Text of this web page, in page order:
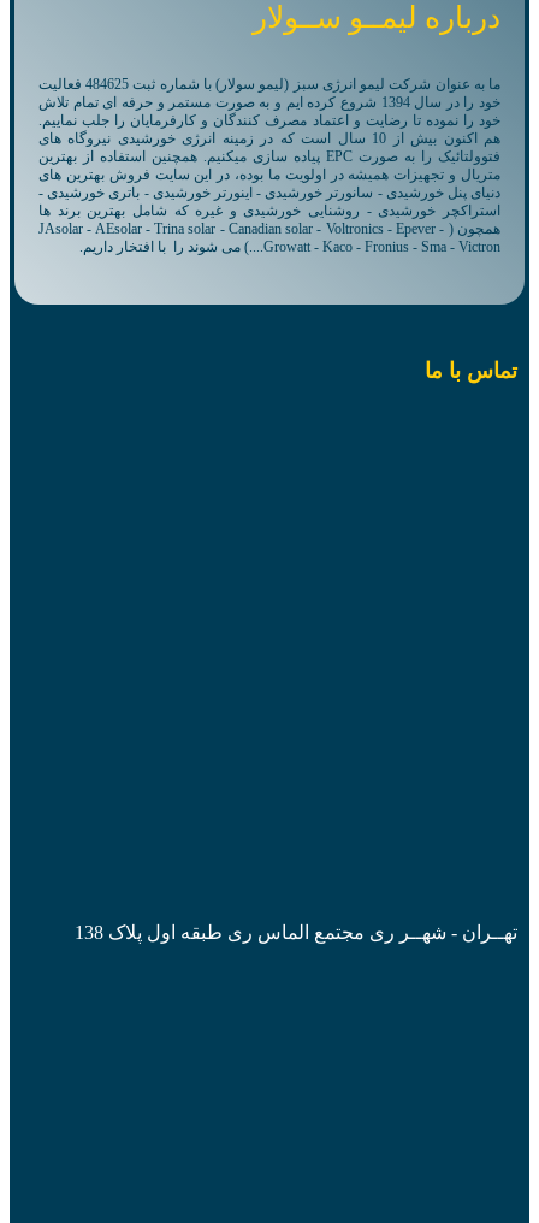
درباره لیمــو ســولار
ما به عنوان شرکت لیمو انرژی سبز (لیمو سولار) با شماره ثبت 484625 فعالیت
خود را در سال 1394 شروع کرده ایم و به صورت مستمر و حرفه ای تمام تلاش
خود را نموده تا رضایت و اعتماد مصرف کنندگان و کارفرمایان را جلب نماییم.
هم اکنون بیش از 10 سال است که در زمینه انرژی خورشیدی نیروگاه های
فتوولتائیک را به صورت EPC پیاده سازی میکنیم. همچنین استفاده از بهترین
متریال و تجهیزات همیشه در اولویت ما بوده، در این سایت فروش بهترین های
دنیای پنل خورشیدی - سانورتر خورشیدی - اینورتر خورشیدی - باتری خورشیدی -
استراکچر خورشیدی - روشنایی خورشیدی و غیره که شامل بهترین برند ها
همچون ( JAsolar - AEsolar - Trina solar - Canadian solar - Voltronics - Epever -
Growatt - Kaco - Fronius - Sma - Victron....) می شوند را با افتخار داریم.
تماس با ما
تهــران - شهــر ری مجتمع الماس ری طبقه اول پلاک 138